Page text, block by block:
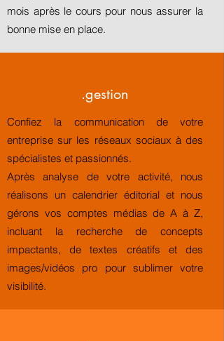
mois après le cours pour nous assurer la
bonne mise en place.
.gestion
Confiez la communication de votre
entreprise sur les réseaux sociaux à des
spécialistes et passionnés.
Après analyse de votre activité, nous
réalisons un calendrier éditorial et nous
gérons vos comptes médias de A à Z,
incluant la recherche de concepts
impactants, de textes créatifs et des
images/vidéos pro pour sublimer votre
visibilité.